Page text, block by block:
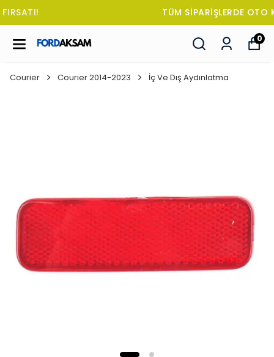
TÜM SİPARİŞLERDE OTO KOKUSU HEDİYE!
0
Courier Courier 2014-2023 İç Ve Dış Aydınlatma